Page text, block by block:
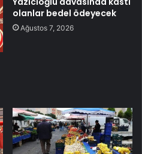
olanlar bedel ödeyecek
Ağustos 7, 2026